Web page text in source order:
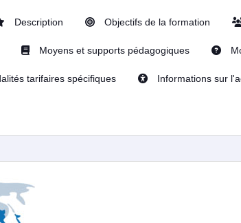
Description Objectifs de la formation
Moyens et supports pédagogiques
tarifaires spécifiques Informations sur